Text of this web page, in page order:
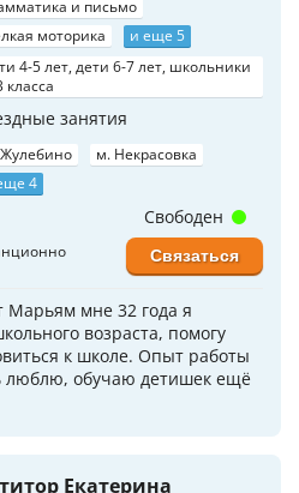
и письмо
моторика
и еще 5
4-5 лет, дети 6-7 лет, школьники
класса
занятия
м. Некрасовка
4
Марьям мне 32 года я
возраста, помогу
к школе. Опыт работы
люблю, обучаю детишек ещё
Свободен
Связаться
Екатерина